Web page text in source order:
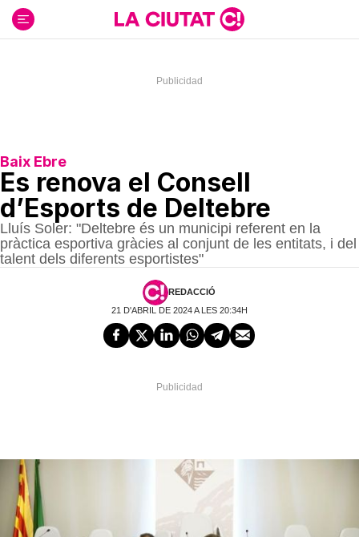
contenido
Baix Ebre
Es renova el Consell
d’Esports de Deltebre
Lluís Soler: "Deltebre és un municipi referent en la
pràctica esportiva gràcies al conjunt de les entitats, i del
talent dels diferents esportistes"
REDACCIÓ
21 D'ABRIL DE 2024 A LES 20:34H